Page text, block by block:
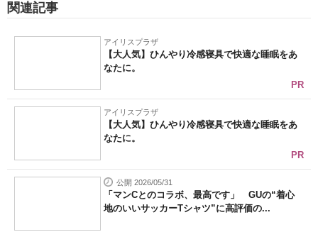
関連記事
アイリスプラザ
【大人気】ひんやり冷感寝具で快適な睡眠をあ
なたに。
PR
アイリスプラザ
【大人気】ひんやり冷感寝具で快適な睡眠をあ
なたに。
PR
公開 2026/05/31
「マンCとのコラボ、最高です」 GUの“着心
地のいいサッカーTシャツ”に高評価の...